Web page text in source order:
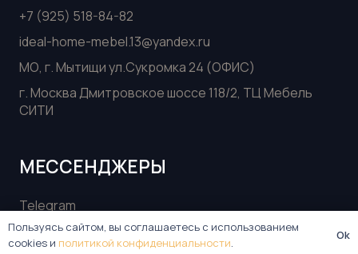
+7 (925) 518-84-82
ideal-home-mebel.13@yandex.ru
МО, г. Мытищи ул.Сукромка 24 (ОФИС)
г. Москва Дмитровское шоссе 118/2, ТЦ Мебель
СИТИ
МЕССЕНДЖЕРЫ
Telegram
VK
Пользуясь сайтом, вы соглашаетесь с использованием
cookies и политикой конфиденциальности.
Ok